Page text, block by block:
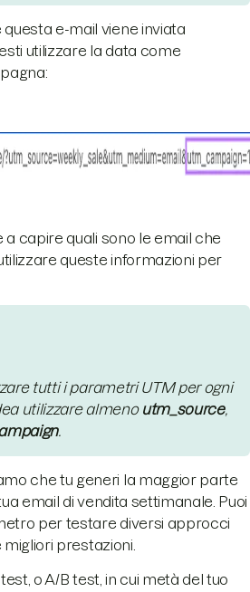
e-mail viene inviata
utilizzare la data come
a capire quali sono le email che
queste informazioni per
tutti i parametri UTM per ogni
utilizzare almeno utm_source,
.
che tu generi la maggior parte
email di vendita settimanale. Puoi
per testare diversi approcci
prestazioni.
o A/B test, in cui metà del tuo